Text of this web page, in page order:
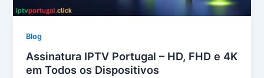
Blog
Assinatura IPTV Portugal – HD, FHD e 4K
em Todos os Dispositivos